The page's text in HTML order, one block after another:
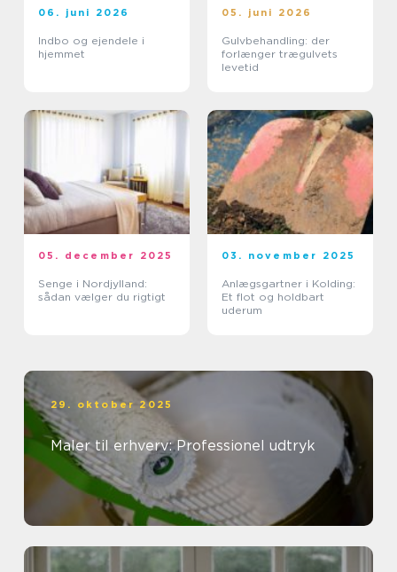
06. juni 2026
Indbo og ejendele i
hjemmet
05. juni 2026
Gulvbehandling: der
forlænger trægulvets
levetid
05. december 2025
Senge i Nordjylland:
sådan vælger du rigtigt
03. november 2025
Anlægsgartner i Kolding:
Et flot og holdbart
uderum
29. oktober 2025
Maler til erhverv: Professionel udtryk